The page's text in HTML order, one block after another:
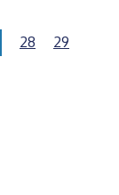
28 29